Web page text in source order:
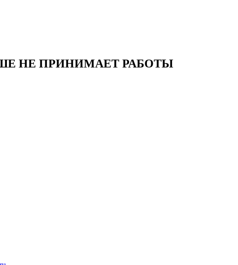
НЕ ПРИНИМАЕТ РАБОТЫ